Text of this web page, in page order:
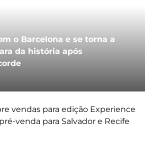
o Barcelona e se torna a
da história após